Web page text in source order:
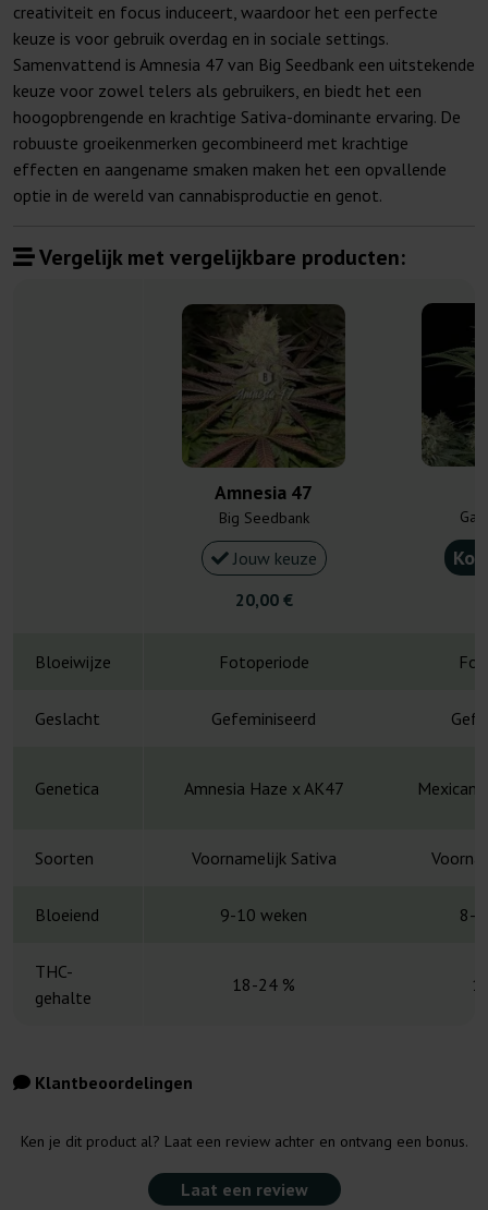
creativiteit en focus induceert, waardoor het een perfecte
keuze is voor gebruik overdag en in sociale settings.
Samenvattend is Amnesia 47 van Big Seedbank een uitstekende
keuze voor zowel telers als gebruikers, en biedt het een
hoogopbrengende en krachtige Sativa-dominante ervaring. De
robuuste groeikenmerken gecombineerd met krachtige
effecten en aangename smaken maken het een opvallende
optie in de wereld van cannabisproductie en genot.
Vergelijk met vergelijkbare producten:
Amnesia 47
Big Seedbank
Jouw keuze
20,00 €
Bloeiwijze Fotoperiode
Geslacht Gefeminiseerd
Genetica Amnesia Haze x AK47 Mexican
Soorten Voornamelijk Sativa
Bloeiend 9-10 weken 8-
THC-
gehalte
18-24 %
Klantbeoordelingen
Ken je dit product al? Laat een review achter en ontvang een bonus.
Laat een review